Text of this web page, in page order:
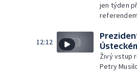
jen týden
12:12
Živý vstup
Petry